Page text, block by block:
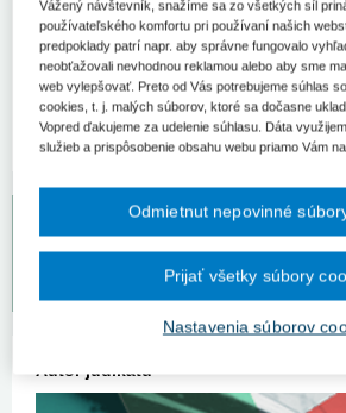
Hmotná zodpovednosť
vzniknutý schodok
Okresný súd Poprad Spzn:13C/49/2011
Bezplatný odpovedný servis pre
Vaše otázky môžete zadať na
Autor judikátu
Vážený návštevník, snažíme sa zo všetkých síl
používateľského komfortu pri používaní našich
predpoklady patrí napr. aby správne fungovalo
neobťažovali nevhodnou reklamou alebo aby sme
web vylepšovať. Preto od Vás potrebujeme súhlas
cookies, t. j. malých súborov, ktoré sa dočasne
Vopred ďakujeme za udelenie súhlasu. Dáta
služieb a prispôsobenie obsahu webu priamo Vám
Nastavenia súborov
Odmietnut nepovinné
Prijať všetky súbory